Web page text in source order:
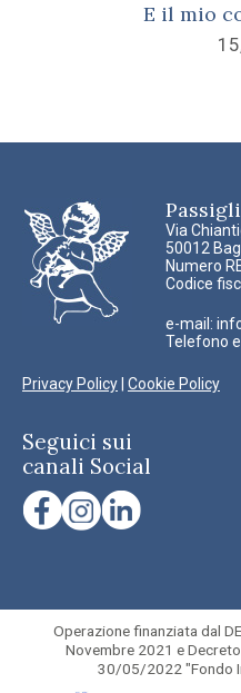
E il mio
Via
50012
Numero
Codice
e-mail:
Telefono
Privacy Policy Cookie Policy
Seguici sui
canali Social
Operazione finanziata dal
Novembre 2021 e
30/05/2022 "Fondo